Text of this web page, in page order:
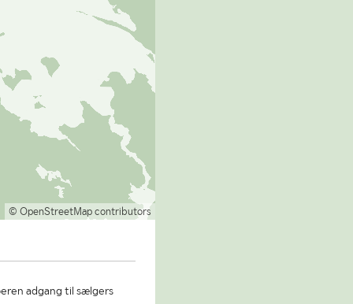
© OpenStreetMap contributors
adgang til sælgers